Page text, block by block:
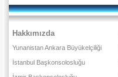
Hakkımızda
Yunanistan Ankara Büyükelçiliği
İstanbul Başkonsolosluğu